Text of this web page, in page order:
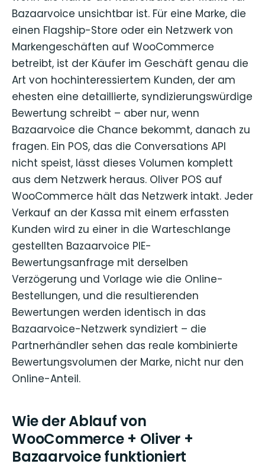
Bazaarvoice unsichtbar ist. Für eine Marke, die
einen Flagship-Store oder ein Netzwerk von
Markengeschäften auf WooCommerce
betreibt, ist der Käufer im Geschäft genau die
Art von hochinteressiertem Kunden, der am
ehesten eine detaillierte, syndizierungswürdige
Bewertung schreibt – aber nur, wenn
Bazaarvoice die Chance bekommt, danach zu
fragen. Ein POS, das die Conversations API
nicht speist, lässt dieses Volumen komplett
aus dem Netzwerk heraus. Oliver POS auf
WooCommerce hält das Netzwerk intakt. Jeder
Verkauf an der Kassa mit einem erfassten
Kunden wird zu einer in die Warteschlange
gestellten Bazaarvoice PIE-
Bewertungsanfrage mit derselben
Verzögerung und Vorlage wie die Online-
Bestellungen, und die resultierenden
Bewertungen werden identisch in das
Bazaarvoice-Netzwerk syndiziert – die
Partnerhändler sehen das reale kombinierte
Bewertungsvolumen der Marke, nicht nur den
Online-Anteil.
Wie der Ablauf von
WooCommerce + Oliver +
Bazaarvoice funktioniert